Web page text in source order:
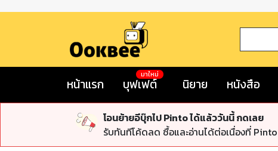
หน้าแรก บุฟเฟต์
มาใหม่
นิยาย หนังสือ
โอนย้ายอีบุ๊กไป Pinto ได้แล้ววันนี้ กดเลย
รับทันทีโค้ดลด ซื้อและอ่านได้ต่อเนื่องที่ Pinto